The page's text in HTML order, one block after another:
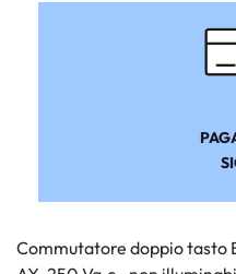
Commutatore doppio tasto